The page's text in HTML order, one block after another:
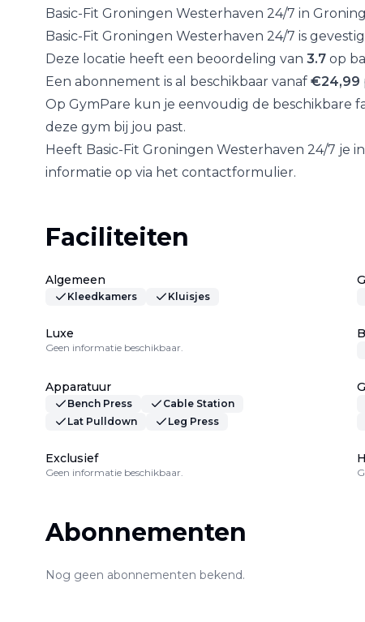
Basic-Fit Groningen Westerhaven 24/7 in
Basic-Fit Groningen Westerhaven 24/7 is
Deze locatie heeft een beoordeling van 3.7 op
Een abonnement is al beschikbaar vanaf €24,99
Op GymPare kun je eenvoudig de beschikbare
deze gym bij jou past.
Heeft Basic-Fit Groningen Westerhaven 24/7 je
informatie op via het contactformulier.
Faciliteiten
Algemeen
Kleedkamers Kluisjes
Luxe
Geen informatie beschikbaar.
Apparatuur
Bench Press
Cable Station
Lat Pulldown
Leg Press
Exclusief
Geen informatie beschikbaar.
Abonnementen
Nog geen abonnementen bekend.